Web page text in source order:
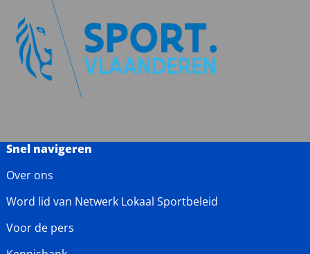
Snel navigeren
Over ons
Word lid van Netwerk Lokaal Sportbeleid
Voor de pers